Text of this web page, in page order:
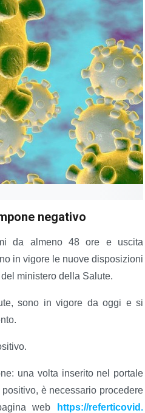
negativo
da almeno 48 ore e uscita
in vigore le nuove disposizioni
ministero della Salute.
sono in vigore da oggi e si
una volta inserito nel portale
è necessario procedere
web
https://referticovid.